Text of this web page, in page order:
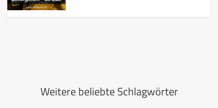
Weitere beliebte Schlagwörter